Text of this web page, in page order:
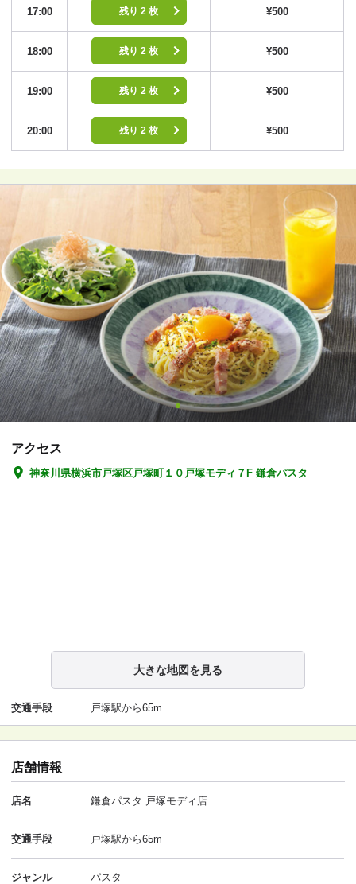
17:00 残り 2 枚 ¥500
18:00 残り 2 枚 ¥500
19:00 残り 2 枚 ¥500
20:00 残り 2 枚 ¥500
アクセス
神奈川県横浜市戸塚区戸塚町１０戸塚モディ７F 鎌倉パスタ
大きな地図を見る
交通手段 戸塚駅から65m
店舗情報
店名 鎌倉パスタ 戸塚モディ店
交通手段 戸塚駅から65m
ジャンル パスタ